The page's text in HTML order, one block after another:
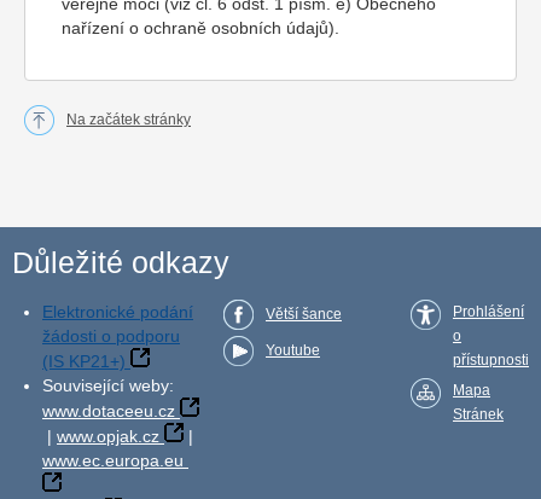
nařízení o ochraně osobních údajů).
Na začátek stránky
Důležité odkazy
Elektronické podání
žádosti o podporu
(IS KP21+)
Související weby:
www.dotaceeu.cz
| www.opjak.cz
|
www.ec.europa.eu
Větší šance
Youtube
Prohlášení
o
přístupnosti
Mapa
Stránek